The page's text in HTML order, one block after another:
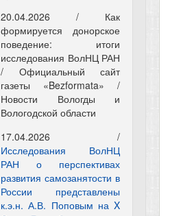
20.04.2026 / Как
формируется донорское
поведение: итоги
исследования ВолНЦ РАН
/ Официальный сайт
газеты «Bezformata» /
Новости Вологды и
Вологодской области
17.04.2026 /
Исследования ВолНЦ
РАН о перспективах
развития самозанятости в
России представлены
к.э.н. А.В. Поповым на X